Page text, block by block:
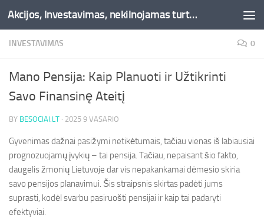
Skip to content Akcijos, Investavimas, nekilnojamas turtas, kriptovaliutos - Besociai.lt
INVESTAVIMAS 0
Mano Pensija: Kaip Planuoti ir Užtikrinti
Savo Finansinę Ateitį
BY BESOCIAI.LT · 2025 9 VASARIO
Gyvenimas dažnai pasižymi netikėtumais, tačiau vienas iš labiausiai
prognozuojamų įvykių – tai pensija. Tačiau, nepaisant šio fakto,
daugelis žmonių Lietuvoje dar vis nepakankamai dėmesio skiria
savo pensijos planavimui. Šis straipsnis skirtas padėti jums
suprasti, kodėl svarbu pasiruošti pensijai ir kaip tai padaryti
efektyviai.